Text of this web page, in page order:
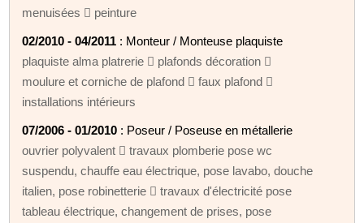
menuisées  peinture
02/2010 - 04/2011 : Monteur / Monteuse plaquiste
plaquiste alma platrerie  plafonds décoration 
moulure et corniche de plafond  faux plafond 
installations intérieurs
07/2006 - 01/2010 : Poseur / Poseuse en métallerie
ouvrier polyvalent  travaux plomberie pose wc
suspendu, chauffe eau électrique, pose lavabo, douche
italien, pose robinetterie  travaux d'électricité pose
tableau électrique, changement de prises, pose